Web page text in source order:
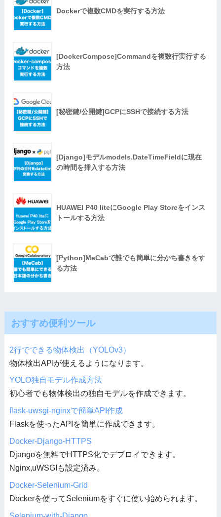
Dockerで複数CMDを実行する方法
[DockerCompose]Commandを複数行実行する
方法
[秘密鍵/公開鍵]GCPにSSHで接続する方法
[Django]モデルmodels.DateTimeFieldに現在
の時間を挿入する方法
HUAWEI P40 liteにGoogle Play Storeをインス
トールする方法
[Python]MeCabで誰でも簡単に分かち書きをす
る方法
おすすめ便利ツール
2行でできる物体検出（YOLOv3）
物体検出APIが使えるようになります。
YOLO独自モデル作成方法
初心者でも物体検出の独自モデルを作成できます。
flask-uwsgi-nginxで簡単API作成
Flaskを使ったAPIを簡単に作成できます。
Docker-Django-HTTPS
Djangoを無料でHTTPS化でデプロイできます。
Nginx,uWSGIも設定済み。
Docker-Selenium-Grid
Dockerを使ってSeleniumをすぐに使い始められます。